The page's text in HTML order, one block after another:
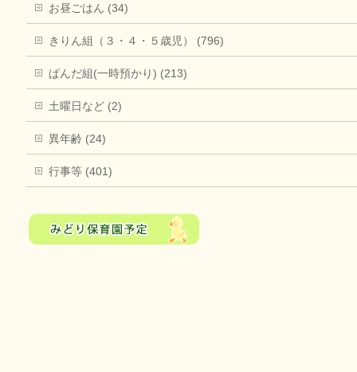
お昼ごはん (34)
きりん組（３・４・５歳児） (796)
ぱんだ組(一時預かり) (213)
土曜日など (2)
異年齢 (24)
行事等 (401)